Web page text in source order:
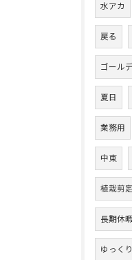
水アカ
戻る
ゴール
夏日
業務用
中東
植栽剪定
長期休暇
ゆっくり